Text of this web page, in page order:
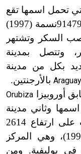
تحمل اسمها تقع
على ارتفاع 480 متراً، عدد سكانها 914793نسمة (1997)
السكر وتشتهر
وتتصل بمدينة
بكل من مدينة
Araguay بالأرجنتين.
أوروبيزا Orubiza
وثاني مدينة
في بوليفية، تقع في حوض خصيب على ارتفاع 2614
متر، عدد سكانها 560284نسمة (1997)، وهي المركز
في بوليفية. ومن